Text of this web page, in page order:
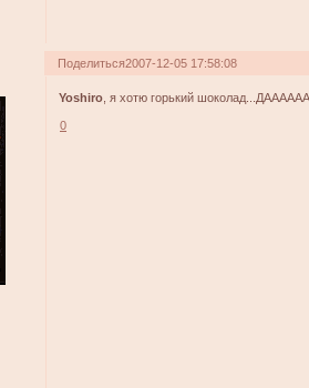
Поделиться2007-12-05 17:58:08
Yoshiro , я хотю горький
0